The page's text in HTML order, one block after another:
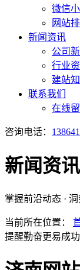
微信
网站
新闻资讯
公司
行业
建站
联系我们
在线
咨询电话：
新闻资讯
掌握前沿动态 ·
当前所在位置：
提醒勤奋更易成